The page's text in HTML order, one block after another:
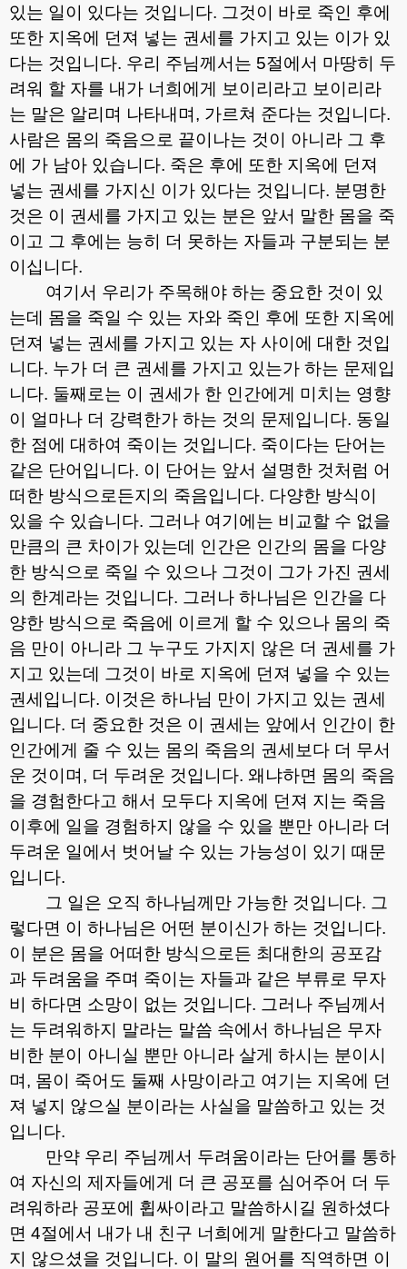
있는 일이 있다는 것입니다. 그것이 바로 죽인 후에
또한 지옥에 던져 넣는 권세를 가지고 있는 이가 있
다는 것입니다. 우리 주님께서는 5절에서 마땅히 두
려워 할 자를 내가 너희에게 보이리라고 보이리라
는 말은 알리며 나타내며 , 가르쳐 준다는 것입니다.
사람은 몸의 죽음으로 끝이나는 것이 아니라 그 후
에 가 남아 있습니다. 죽은 후에 또한 지옥에 던져
넣는 권세를 가지신 이가 있다는 것입니다. 분명한
것은 이 권세를 가지고 있는 분은 앞서 말한 몸을 죽
이고 그 후에는 능히 더 못하는 자들과 구분되는 분
이십니다.
여기서 우리가 주목해야 하는 중요한 것이 있
는데 몸을 죽일 수 있는 자와 죽인 후에 또한 지옥에
던져 넣는 권세를 가지고 있는 자 사이에 대한 것입
니다. 누가 더 큰 권세를 가지고 있는가 하는 문제입
니다. 둘째로는 이 권세가 한 인간에게 미치는 영향
이 얼마나 더 강력한가 하는 것의 문제입니다. 동일
한 점에 대하여 죽이는 것입니다. 죽이다는 단어는
같은 단어입니다. 이 단어는 앞서 설명한 것처럼 어
떠한 방식으로든지의 죽음입니다. 다양한 방식이
있을 수 있습니다. 그러나 여기에는 비교할 수 없을
만큼의 큰 차이가 있는데 인간은 인간의 몸을 다양
한 방식으로 죽일 수 있으나 그것이 그가 가진 권세
의 한계라는 것입니다. 그러나 하나님은 인간을 다
양한 방식으로 죽음에 이르게 할 수 있으나 몸의 죽
음 만이 아니라 그 누구도 가지지 않은 더 권세를 가
지고 있는데 그것이 바로 지옥에 던져 넣을 수 있는
권세입니다. 이것은 하나님 만이 가지고 있는 권세
입니다. 더 중요한 것은 이 권세는 앞에서 인간이 한
인간에게 줄 수 있는 몸의 죽음의 권세보다 더 무서
운 것이며 , 더 두려운 것입니다. 왜냐하면 몸의 죽음
을 경험한다고 해서 모두다 지옥에 던져 지는 죽음
이후에 일을 경험하지 않을 수 있을 뿐만 아니라 더
두려운 일에서 벗어날 수 있는 가능성이 있기 때문
입니다.
그 일은 오직 하나님께만 가능한 것입니다. 그
렇다면 이 하나님은 어떤 분이신가 하는 것입니다.
이 분은 몸을 어떠한 방식으로든 최대한의 공포감
과 두려움을 주며 죽이는 자들과 같은 부류로 무자
비 하다면 소망이 없는 것입니다. 그러나 주님께서
는 두려워하지 말라는 말씀 속에서 하나님은 무자
비한 분이 아니실 뿐만 아니라 살게 하시는 분이시
며 , 몸이 죽어도 둘째 사망이라고 여기는 지옥에 던
져 넣지 않으실 분이라는 사실을 말씀하고 있는 것
입니다.
만약 우리 주님께서 두려움이라는 단어를 통하
여 자신의 제자들에게 더 큰 공포를 심어주어 더 두
려워하라 공포에 휩싸이라고 말씀하시길 원하셨다
면 4절에서 내가 내 친구 너희에게 말한다고 말씀하
지 않으셨을 것입니다. 이 말의 원어를 직역하면 이